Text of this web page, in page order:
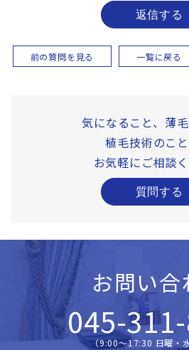
返信する
前の質問を見る 一覧に戻る
気になること、薄毛
植毛技術のこと
お気軽にご相談
質問する
お問い合
045-
（9:00〜17:30 日曜・水